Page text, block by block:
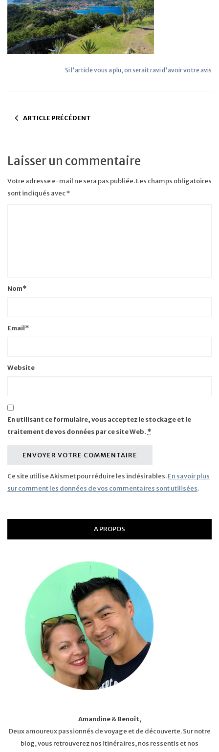
Si l'article vous a plu, on serait ravi d'avoir votre avis
ARTICLE PRÉCÉDENT
Laisser un commentaire
Votre adresse e-mail ne sera pas publiée.Les champs obligatoires
sont indiqués avec*
Nom*
Email*
Website
En utilisant ce formulaire, vous acceptez le stockage et le
traitement de vos données par ce site Web. *
Ce site utilise Akismet pour réduire les indésirables.En savoir plus
sur comment les données de vos commentaires sont utilisées.
A PROPOS
Amandine&Benoît,
Deux amoureux passionnés de voyage et de découverte. Sur notre
blog, vous retrouverez nos itinéraires, nos ressentis et nos